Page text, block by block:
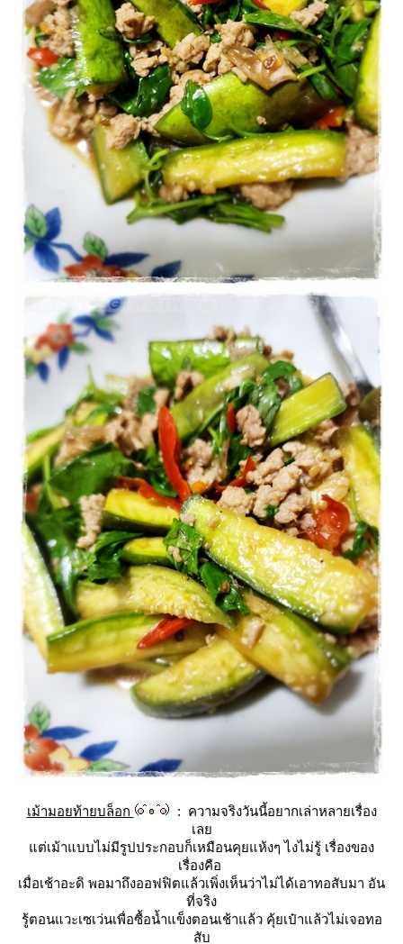
เม้ามอยท้ายบล็อก
: ความจริงวันนี้อยากเล่าหลายเรื่อง
เล
ต่เม้าแบบไม่มีรูปประกอบก็เหมือนคุยแห้งๆ ไงไม่รู้ เรื่องของ
เรื่องคือ
เมื่อเช้าอะดิ พอมาถึงออฟฟิตแล้วเพิ่งเห็นว่าไม่ได้เอาทอสับมา อัน
ที่จริง
รู้ตอนแวะเซเว่นเพื่อซื้อน้ำแข็งตอนเช้าแล้ว คุ้ยเป๋าแล้วไม่เจอทอ
สับ